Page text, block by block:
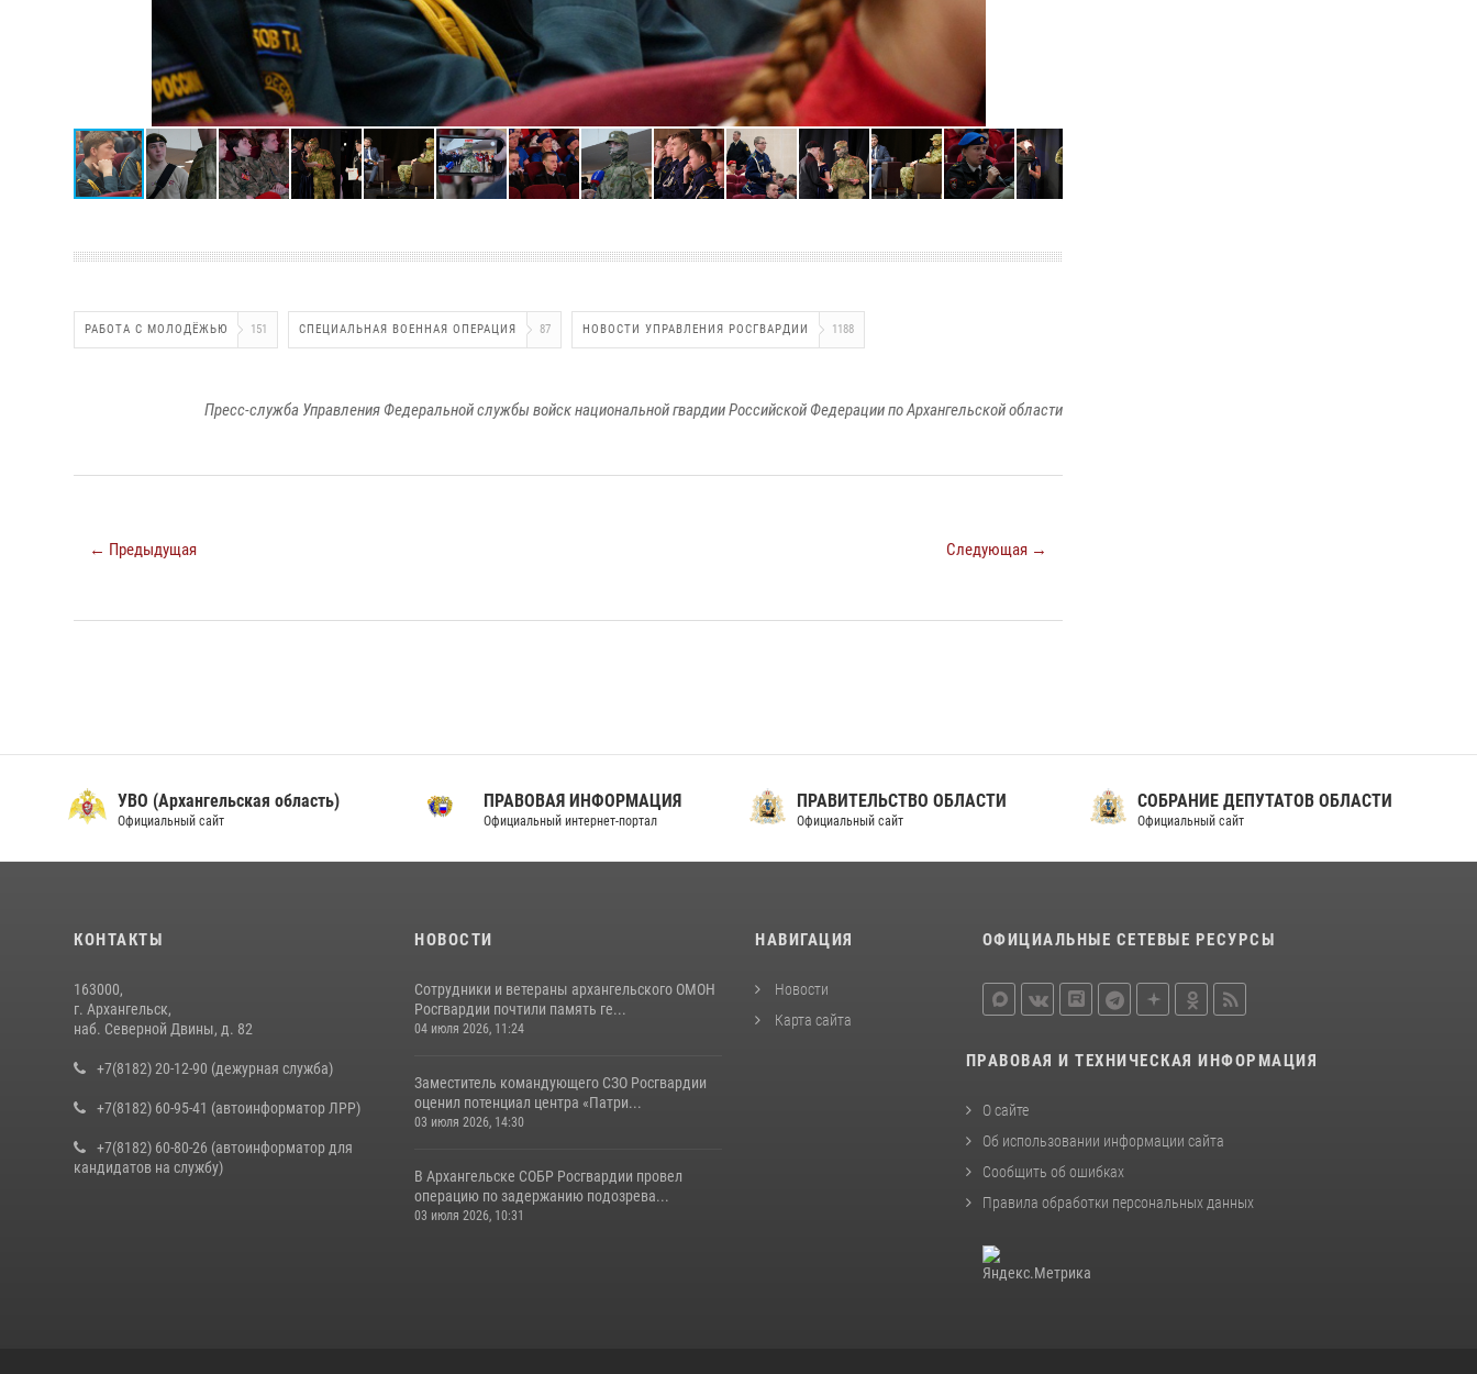
РАБОТА С МОЛОДЁЖЬЮ 151 СПЕЦИАЛЬНАЯ ВОЕННАЯ ОПЕРАЦИЯ 87 НОВОСТИ УПРАВЛЕНИЯ РОСГВАРДИИ 1188
Пресс-служба Управления Федеральной службы войск национальной гвардии Российской Федерации по Архангельской области
← Предыдущая Следующая →
УВО (Архангельская область)
Официальный сайт
ПРАВОВАЯ ИНФОРМАЦИЯ
Официальный интернет-портал
ПРАВИТЕЛЬСТВО ОБЛАСТИ
Официальный сайт
СОБРАНИЕ ДЕПУТАТОВ ОБЛАСТИ
Официальный сайт
КОНТАКТЫ
163000,
г. Архангельск,
наб. Северной Двины, д. 82
+7(8182) 20-12-90 (дежурная служба)
+7(8182) 60-95-41 (автоинформатор ЛРР)
+7(8182) 60-80-26 (автоинформатор для
кандидатов на службу)
НОВОСТИ
Сотрудники и ветераны архангельского ОМОН
Росгвардии почтили память ге...
04 июля 2026, 11:24
Заместитель командующего СЗО Росгвардии
оценил потенциал центра «Патри...
03 июля 2026, 14:30
В Архангельске СОБР Росгвардии провел
операцию по задержанию подозрева...
03 июля 2026, 10:31
НАВИГАЦИЯ
Новости
Карта сайта
ОФИЦИАЛЬНЫЕ СЕТЕВЫЕ РЕСУРСЫ
ПРАВОВАЯ И ТЕХНИЧЕСКАЯ ИНФОРМАЦИЯ
О сайте
Об использовании информации сайта
Сообщить об ошибках
Правила обработки персональных данных